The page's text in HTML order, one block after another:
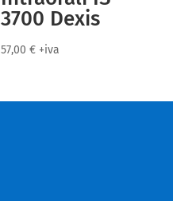
3700 Dexis
57,00€ +iva